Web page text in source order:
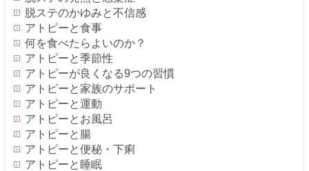
脱ステのかゆみと不信感
アトピーと食事
何を食べたらよいのか？
アトピーと季節性
アトピーが良くなる9つの習慣
アトピーと家族のサポート
アトピーと運動
アトピーとお風呂
アトピーと腸
アトピーと便秘・下痢
アトピーと睡眠